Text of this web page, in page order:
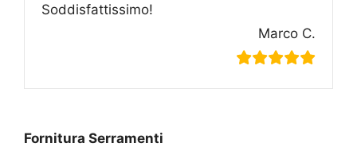
Soddisfattissimo!
Marco C.
Fornitura Serramenti